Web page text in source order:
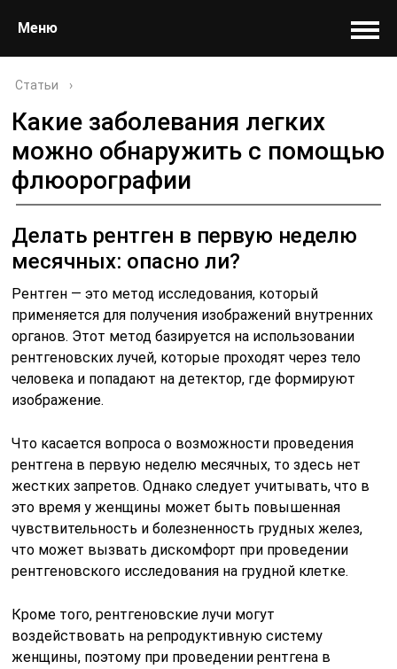
Меню
Статьи ›
Какие заболевания легких
можно обнаружить с помощью
флюорографии
Делать рентген в первую неделю
месячных: опасно ли?
Рентген — это метод исследования, который
применяется для получения изображений внутренних
органов. Этот метод базируется на использовании
рентгеновских лучей, которые проходят через тело
человека и попадают на детектор, где формируют
изображение.
Что касается вопроса о возможности проведения
рентгена в первую неделю месячных, то здесь нет
жестких запретов. Однако следует учитывать, что в
это время у женщины может быть повышенная
чувствительность и болезненность грудных желез,
что может вызвать дискомфорт при проведении
рентгеновского исследования на грудной клетке.
Кроме того, рентгеновские лучи могут
воздействовать на репродуктивную систему
женщины, поэтому при проведении рентгена в